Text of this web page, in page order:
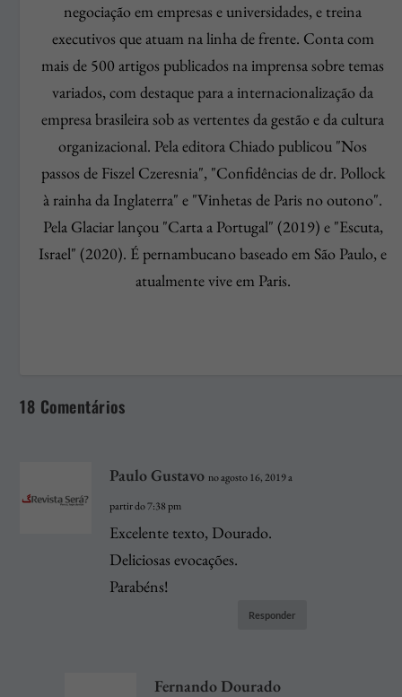
negociação em empresas e universidades, e treina
executivos que atuam na linha de frente. Conta com
mais de 500 artigos publicados na imprensa sobre temas
variados, com destaque para a internacionalização da
empresa brasileira sob as vertentes da gestão e da cultura
organizacional. Pela editora Chiado publicou "Nos
passos de Fiszel Czeresnia", "Confidências de dr. Pollock
à rainha da Inglaterra" e "Vinhetas de Paris no outono".
Pela Glaciar lançou "Carta a Portugal" (2019) e "Escuta,
Israel" (2020). É pernambucano baseado em São Paulo, e
atualmente vive em Paris.
18 Comentários
Paulo Gustavo no agosto 16, 2019 a
partir do 7:38 pm
Excelente texto, Dourado.
Deliciosas evocações.
Parabéns!
Responder
Fernando Dourado